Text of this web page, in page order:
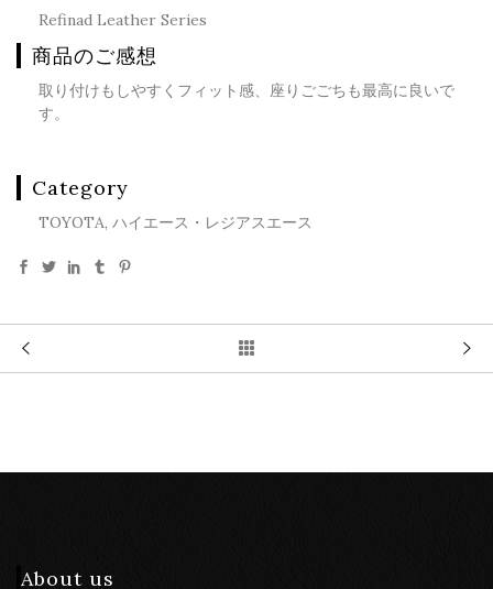
Refinad Leather Series
商品のご感想
取り付けもしやすくフィット感、座りごごちも最高に良いで
す。
Category
TOYOTA, ハイエース・レジアスエース
About us